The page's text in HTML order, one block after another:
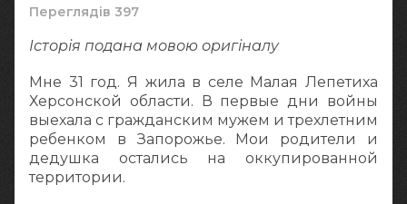
Переглядів 397
Історія подана мовою оригіналy
Мне 31 год. Я жила в селе Малая Лепетиха
Херсонской области. В первые дни войны
выехала с гражданским мужем и трехлетним
ребенком в Запорожье. Мои родители и
дедушка остались на оккупированной
территории.